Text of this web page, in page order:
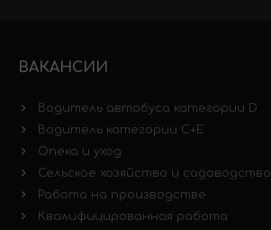
ВАКАНСИИ
Водитель автобуса категории D
Водитель категории C+E
Опека и уход
Сельское хозяйство и садоводство
Работа на производстве
Квалифицированная работа